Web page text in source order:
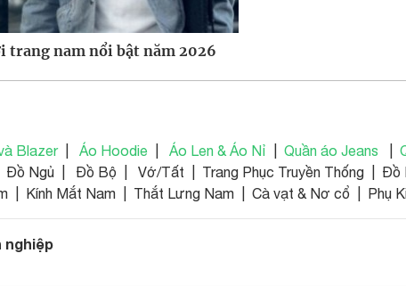
trang nam nổi bật năm 2026
Blazer| Áo Hoodie Áo Len & Áo Nỉ Quần áo Jeans
Ngủ | Đồ Bộ | Vớ/Tất | Trang Phục Truyền Thống | Đồ
| Kính Mắt Nam | Thắt Lưng Nam | Cà vạt & Nơ cổ | Phụ
nghiệp